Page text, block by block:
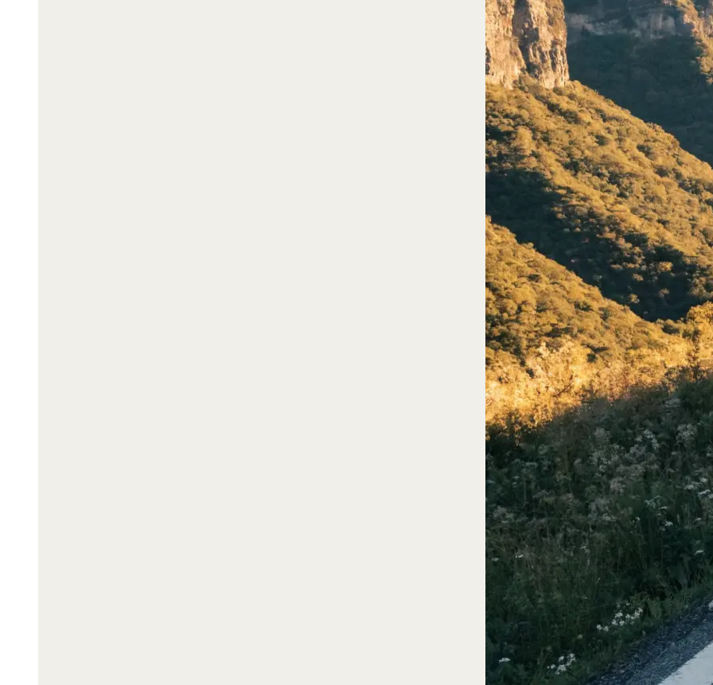
Autos, die im
Car-Videos